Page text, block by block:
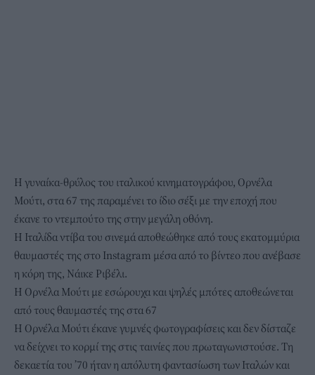
Η γυναίκα-θρύλος του ιταλικού κινηματογράφου, Ορνέλα
Μούτι, στα 67 της παραμένει το ίδιο σέξι με την εποχή που
έκανε το ντεμπούτο της στην μεγάλη οθόνη.
Η Ιταλίδα ντίβα του σινεμά αποθεώθηκε από τους εκατομμύρια
θαυμαστές της στο Instagram μέσα από το βίντεο που ανέβασε
η κόρη της, Νάικε Ριβέλι.
H Oρνέλα Μούτι με εσώρουχα και ψηλές μπότες αποθεώνεται
από τους θαυμαστές της στα 67
Η Ορνέλα Μούτι έκανε γυμνές φωτογραφίσεις και δεν δίσταζε
να δείχνει το κορμί της στις ταινίες που πρωταγωνιστούσε. Τη
δεκαετία του ’70 ήταν η απόλυτη φαντασίωση των Ιταλών και